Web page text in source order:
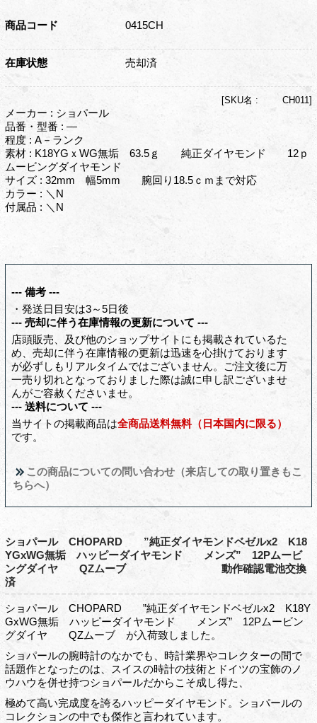
商品コード 0415CH
在庫状態 売却済
[SKU名 : CH011]
メーカー : ショパール
品番・型番 : ―
程度 : A－ランク
素材 : K18YGｘWG無垢 63.5ｇ 純正ダイヤモンド 12ｐ
ムービングダイヤモンド
サイズ : 32mm 幅5mm 腕回り18.5ｃｍまで対応
カラー : ＼N
付属品 : ＼N
--- 備考 ---
・発送日目安は3～5日後
--- 売却に伴う在庫情報の更新について ---
店頭販売、及び他のショップサイトにも掲載されているた
め、売却に伴う在庫情報の更新は迅速を心掛けております
が必ずしもリアルタイムではございません。ご注文後に万
一売り切れとなっておりました際は誠に申し訳ございませ
んがご容赦くださいませ。
--- 送料について ---
当サイトの掲載商品は全商品送料無料（日本国内に限る）
です。
この商品についての問い合わせ（来店しての取り置きもこ
ちらへ）
ショパール CHOPARD ”純正ダイヤモンドベゼルx2 K18
YGxWG無垢 ハッピーダイヤモンド メンズ” 12Pムービ
ングダイヤ QZムーブ 動作確認電池交換
済
ショパール CHOPARD ”純正ダイヤモンドベゼルx2 K18Y
GxWG無垢 ハッピーダイヤモンド メンズ” 12Pムービン
グダイヤ QZムーブ が入荷致しました。
ショパールの腕時計のなかでも、時計業界やコレクターの間で
話題作となったのは、スイスの時計の技術とドイツの宝飾のノ
ウハウを併せ持つショパールだからこそ成し得た、
極めて高い完成度を誇るハッピーダイヤモンド。ショパールの
コレクションの中でも傑作と言われています。